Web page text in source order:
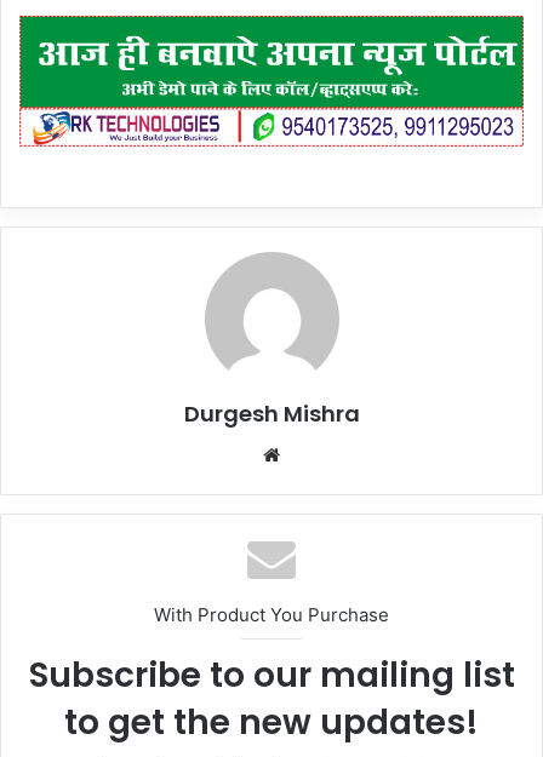
Durgesh Mishra
Website
With Product You Purchase
Subscribe to our mailing list
to get the new updates!